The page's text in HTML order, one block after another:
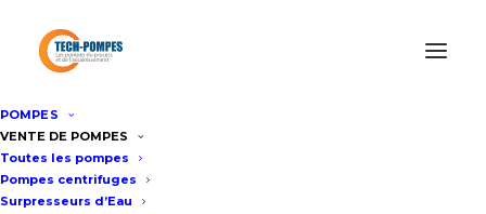
POMPES
VENTE DE POMPES
Toutes les pompes
Pompes centrifuges
Surpresseurs d’Eau
TECH POMPES, SPÉCIALISTE DE